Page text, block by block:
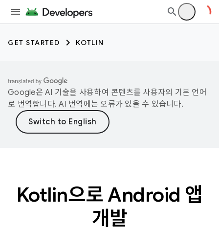
GET STARTED KOTLIN
Google은 AI 기술을 사용하여 콘텐츠를 사용자의 기본 언어
로 번역합니다. AI 번역에는 오류가 있을 수 있습니다.
Kotlin으로 Android 앱
개발